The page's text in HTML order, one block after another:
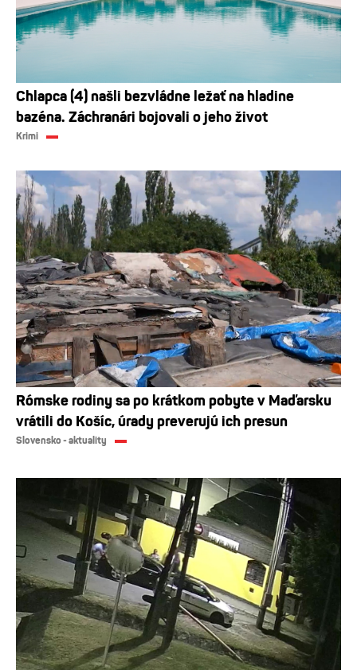
Chlapca (4) našli bezvládne ležať na hladine
bazéna. Záchranári bojovali o jeho život
Krimi
Rómske rodiny sa po krátkom pobyte v Maďarsku
vrátili do Košíc, úrady preverujú ich presun
Slovensko - aktuality